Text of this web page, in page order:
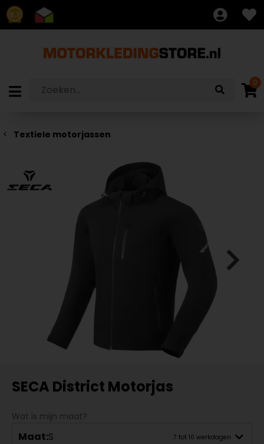
8.7
0
Textiele motorjassen
SECA District Motorjas
Wat is mijn maat?
Maat:S 7 tot 10 werkdagen